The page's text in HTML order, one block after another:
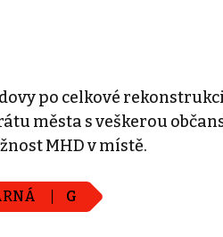
po celkové
města s veškerou
MHD v místě.
G